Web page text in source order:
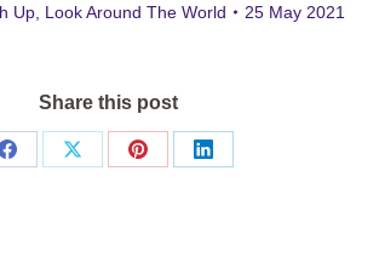
Up Look Around The World 25 May 2021
Share this post
Share
Share
Share
Share